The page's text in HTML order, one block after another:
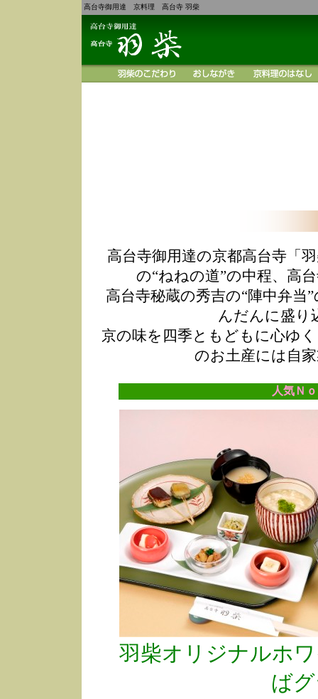
高台寺御用達 京料理 高台寺 羽柴
高台寺御用達の京都高台寺「
の“ねねの道”の中程、高
高台寺秘蔵の秀吉の“陣中弁
んだんに盛り
京の味を四季ともどもに心ゆ
のお土産には自
人気Ｎ
羽柴オリジナルホ
ば